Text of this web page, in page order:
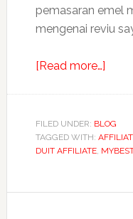
pemasaran emel
mengenai reviu
[Read more…]about
cara
buat
FILED UNDER: BLOG
TAGGED WITH:
DUIT AFFILIATE,